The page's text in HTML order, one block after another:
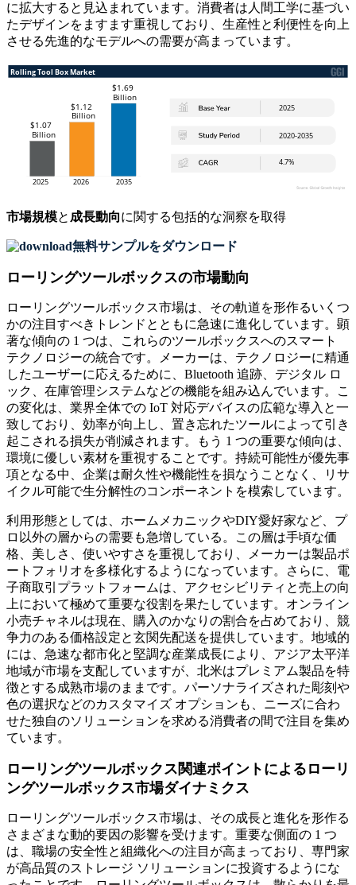
に拡大すると見込まれています。消費者は人間工学に基づい
たデザインをますます重視しており、生産性と利便性を向上
させる先進的なモデルへの需要が高まっています。
市場規模と成長動向に関する包括的な洞察を取得
無料サンプルをダウンロード
ローリングツールボックスの市場動向
ローリングツールボックス市場は、その軌道を形作るいくつ
かの注目すべきトレンドとともに急速に進化しています。顕
著な傾向の 1 つは、これらのツールボックスへのスマート
テクノロジーの統合です。メーカーは、テクノロジーに精通
したユーザーに応えるために、Bluetooth 追跡、デジタル ロ
ック、在庫管理システムなどの機能を組み込んでいます。こ
の変化は、業界全体での IoT 対応デバイスの広範な導入と一
致しており、効率が向上し、置き忘れたツールによって引き
起こされる損失が削減されます。もう 1 つの重要な傾向は、
環境に優しい素材を重視することです。持続可能性が優先事
項となる中、企業は耐久性や機能性を損なうことなく、リサ
イクル可能で生分解性のコンポーネントを模索しています。
利用形態としては、ホームメカニックやDIY愛好家など、プ
ロ以外の層からの需要も急増している。この層は手頃な価
格、美しさ、使いやすさを重視しており、メーカーは製品ポ
ートフォリオを多様化するようになっています。さらに、電
子商取引プラットフォームは、アクセシビリティと売上の向
上において極めて重要な役割を果たしています。オンライン
小売チャネルは現在、購入のかなりの割合を占めており、競
争力のある価格設定と玄関先配送を提供しています。地域的
には、急速な都市化と堅調な産業成長により、アジア太平洋
地域が市場を支配していますが、北米はプレミアム製品を特
徴とする成熟市場のままです。パーソナライズされた彫刻や
色の選択などのカスタマイズ オプションも、ニーズに合わ
せた独自のソリューションを求める消費者の間で注目を集め
ています。
ローリングツールボックス関連ポイントによるローリ
ングツールボックス市場ダイナミクス
ローリングツールボックス市場は、その成長と進化を形作る
さまざまな動的要因の影響を受けます。重要な側面の 1 つ
は、職場の安全性と組織化への注目が高まっており、専門家
が高品質のストレージ ソリューションに投資するようにな